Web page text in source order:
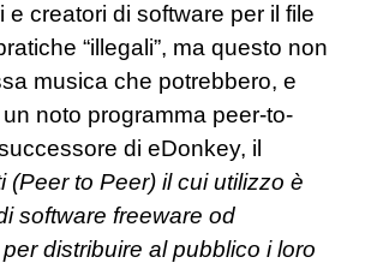
creatori di software per il file
“illegali”, ma questo non
musica che potrebbero, e
noto programma peer-to-
di eDonkey, il
to Peer) il cui utilizzo è
software freeware od
distribuire al pubblico i loro